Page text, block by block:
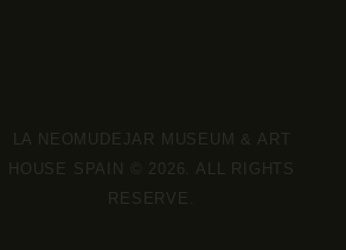
LA NEOMUDEJAR MUSEUM & ART
HOUSE SPAIN © 2026. ALL RIGHTS
RESERVE.